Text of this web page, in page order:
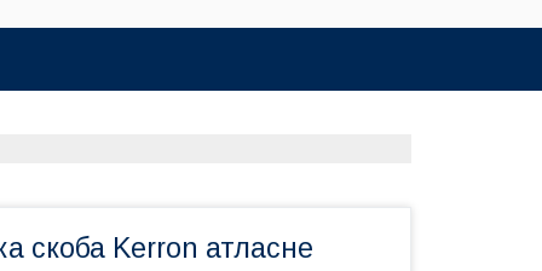
скоба Kerron атласне